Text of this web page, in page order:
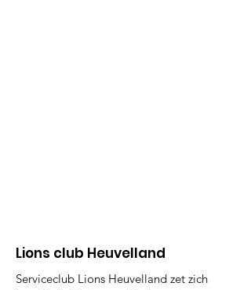
Lions club Heuvelland
Serviceclub Lions Heuvelland zet zich